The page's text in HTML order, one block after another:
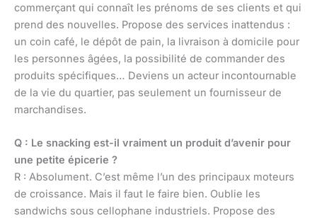
commerçant qui connaît les prénoms de ses clients et qui
prend des nouvelles. Propose des services inattendus :
un coin café, le dépôt de pain, la livraison à domicile pour
les personnes âgées, la possibilité de commander des
produits spécifiques… Deviens un acteur incontournable
de la vie du quartier, pas seulement un fournisseur de
marchandises.
Q : Le snacking est-il vraiment un produit d’avenir pour
une petite épicerie ?
R : Absolument. C’est même l’un des principaux moteurs
de croissance. Mais il faut le faire bien. Oublie les
sandwichs sous cellophane industriels. Propose des